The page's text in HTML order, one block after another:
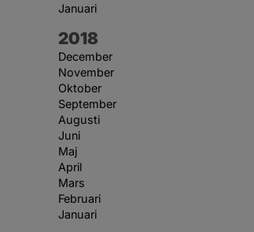
Januari
År:
2018
December
November
Oktober
September
Augusti
Juni
Maj
April
Mars
Februari
Januari